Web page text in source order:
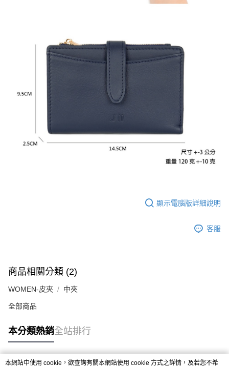
顯示電腦版詳細說明
客服
商品相關分類 (2)
WOMEN-皮夾 中夾
全部商品
本分類熱銷全站排行
本網站中使用 cookie，欲查詢有關本網站使用 cookie 方式之詳情，及若您不希